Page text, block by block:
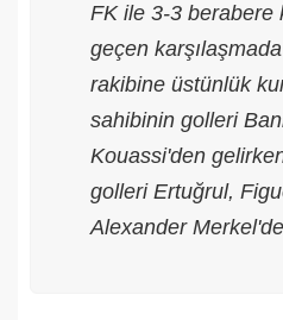
FK ile 3-3 berabere
geçen
rakibine üstünlük
sahibinin golleri
Kouassi'den
golleri Ertuğrul,
Alexander